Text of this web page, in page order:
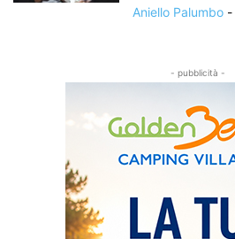
Aniello Palumbo -
- pubblicità -